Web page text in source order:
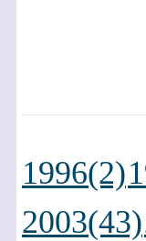
1996(2)
2003(43)